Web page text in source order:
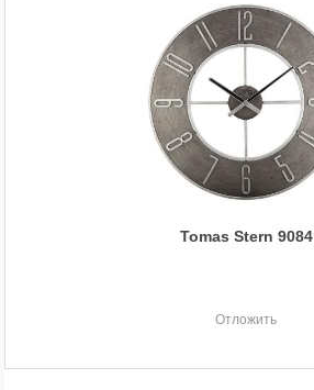
Tomas Stern 9084
Отложить